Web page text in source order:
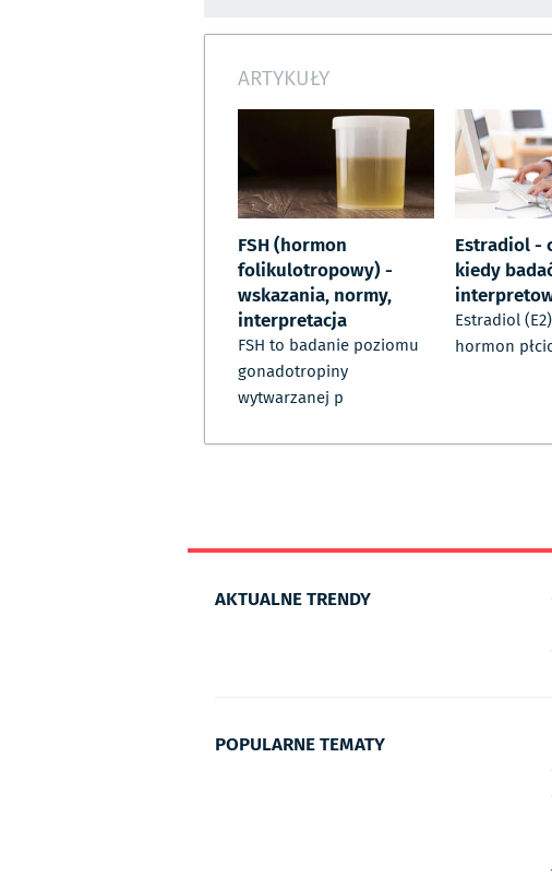
ARTYKUŁY
FSH (hormon
folikulotropowy) -
wskazania, normy,
interpretacja
FSH to badanie poziomu
gonadotropiny
wytwarzanej p
Estradiol -
kiedy
Estradiol
hormon
AKTUALNE TRENDY
POPULARNE TEMATY